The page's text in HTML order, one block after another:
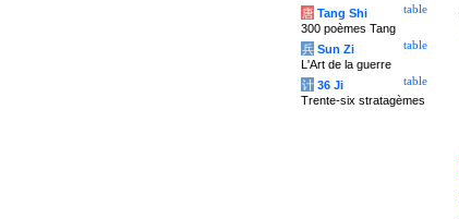
table
唐 Tang Shi
300 poèmes Tang
table
兵 Sun Zi
L'Art de la guerre
table
计 36 Ji
Trente-six stratagèmes